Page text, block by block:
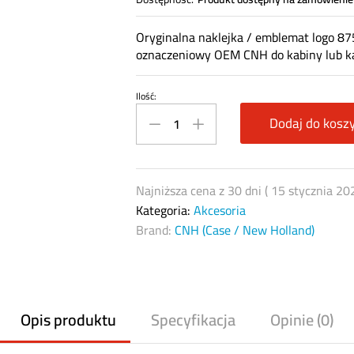
Oryginalna naklejka / emblemat logo
oznaczeniowy OEM CNH do kabiny lub
87557439
naklejka
/
New
Holland
Ilość:
Dodaj do
Najniższa cena z 30 dni ( 15 stycznia
Kategoria:Akcesoria
Brand: CNH (Case / New Holland)
Opis produktu Specyfikacja Opinie (0)